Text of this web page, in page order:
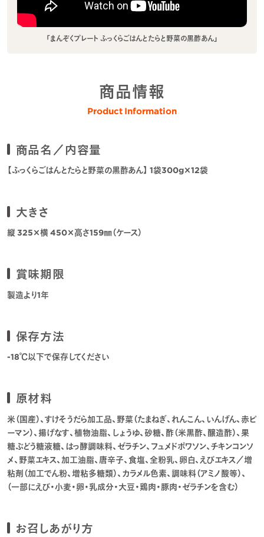
「まんぞくプレート ふっくらごはんとたらと野菜の黒酢あん」
商品情報
Product Information
商品名／内容量
【ふっくらごはんとたらと野菜の黒酢あん】 1袋300g×12袋
大きさ
縦 325×横 450×高さ159㎜（ケース）
賞味期限
製造より1年
保存方法
-18℃以下で保存してください
原材料
米（国産）、すけそうだら加工品、野菜（たまねぎ、れんこん、いんげん、赤ピ
ーマン）、揚げなす、植物油脂、しょうゆ、砂糖、酢（米黒酢、醸造酢）、果
糖ぶどう糖液糖、はっ酵調味料、ゼラチン、フュメドポワソン、チキンコンソ
メ、野菜エキス、加工油脂、唐辛子、食塩、全粉乳、卵白、えびエキス／増
粘剤（加工でん粉、増粘多糖類）、カラメル色素、調味料（アミノ酸等）、
（一部にえび・小麦・卵・乳成分・大豆・鶏肉・豚肉・ゼラチンを含む）
お召しあがり方